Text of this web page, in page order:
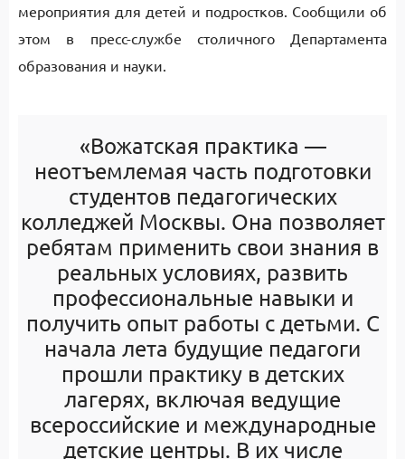
мероприятия для детей и подростков. Сообщили об
этом в пресс-службе столичного Департамента
образования и науки.
«Вожатская практика —
неотъемлемая часть подготовки
студентов педагогических
колледжей Москвы. Она позволяет
ребятам применить свои знания в
реальных условиях, развить
профессиональные навыки и
получить опыт работы с детьми. С
начала лета будущие педагоги
прошли практику в детских
лагерях, включая ведущие
всероссийские и международные
детские центры. В их числе